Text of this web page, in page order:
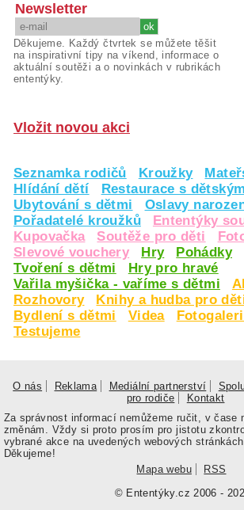
Newsletter
Děkujeme. Každý čtvrtek se můžete těšit
na inspirativní tipy na víkend, informace o
aktuální soutěži a o novinkách v rubrikách
ententýky.
Vložit novou akci
Seznamka rodičů Kroužky
Hlídání dětí
Restaurace s
Ubytování s dětmi
Oslavy
Pořadatelé kroužků
Ententýky
Kupovačka
Soutěže pro děti
Slevové vouchery
Hry
Pohádky
Tvoření s dětmi
Hry pro hravé
Vařila myšička - vaříme s dětmi
Rozhovory
Knihy a hudba pro
Bydlení s dětmi
Videa
Testujeme
O nás Reklama Mediální partnerství
pro rodiče
Kontakt
© Ententýky.cz 2006 -
Za správnost informací nemůžeme ručit, v čase
změnám. Vždy si proto prosím pro jistotu
vybrané akce na uvedených webových
Děkujeme!
Mapa webu
RSS